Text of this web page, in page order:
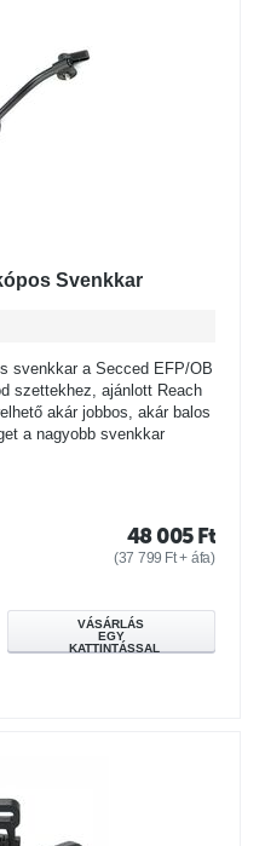
Svenkkar
svenkkar a Secced EFP/OB
szettekhez, ajánlott Reach
akár jobbos, akár balos
a nagyobb svenkkar
48 005 Ft
(37 799 Ft+ áfa)
VÁSÁRLÁS
EGY
KATTINTÁSSAL